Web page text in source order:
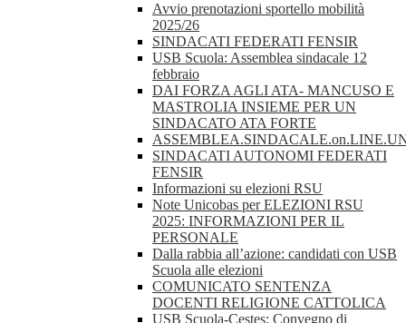
Avvio prenotazioni sportello mobilità
2025/26
SINDACATI FEDERATI FENSIR
USB Scuola: Assemblea sindacale 12
febbraio
DAI FORZA AGLI ATA- MANCUSO E
MASTROLIA INSIEME PER UN
SINDACATO ATA FORTE
SINDACATI AUTONOMI FEDERATI
FENSIR
Informazioni su elezioni RSU
Note Unicobas per ELEZIONI RSU
2025: INFORMAZIONI PER IL
PERSONALE
Dalla rabbia all’azione: candidati con USB
Scuola alle elezioni
COMUNICATO SENTENZA
DOCENTI RELIGIONE CATTOLICA
USB Scuola-Cestes: Convegno di